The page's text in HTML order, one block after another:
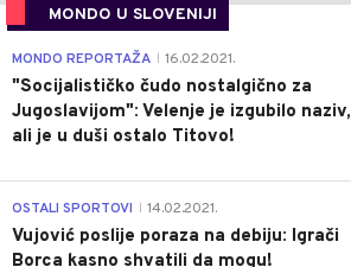
MONDO U SLOVENIJI
MONDO REPORTAŽA 16.02.2021.
"Socijalističko čudo nostalgično za
Jugoslavijom": Velenje je izgubilo naziv,
ali je u duši ostalo Titovo!
OSTALI SPORTOVI 14.02.2021.
Vujović poslije poraza na debiju: Igrači
Borca kasno shvatili da mogu!